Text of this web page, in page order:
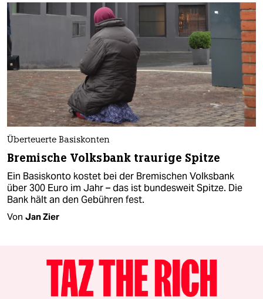
Überteuerte Basiskonten
Bremische Volksbank traurige Spitze
Ein Basiskonto kostet bei der Bremischen Volksbank
über 300 Euro im Jahr – das ist bundesweit Spitze. Die
Bank hält an den Gebühren fest.
Von Jan Zier